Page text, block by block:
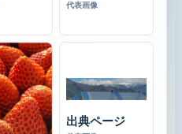
代表画像
出典ページ